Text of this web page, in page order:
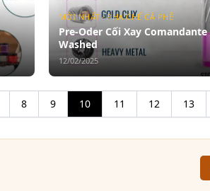
MỚI NHẤT · PHA CHẾ CÀ PHÊ
Pre-Oder Cối Xay
Washed
12/02/2025
8 9 10 11 12 13